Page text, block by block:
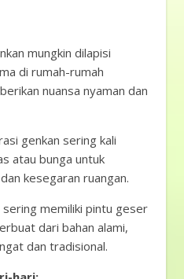
mungkin dilapisi
di rumah-rumah
nuansa nyaman dan
genkan sering kali
atau bunga untuk
kesegaran ruangan.
sering memiliki pintu geser
dari bahan alami,
dan tradisional.